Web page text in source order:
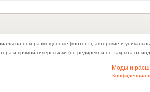
на нем размещенные (контент), авторские и
и прямой гиперссылки (не редирект и не закрыта от
Моды и